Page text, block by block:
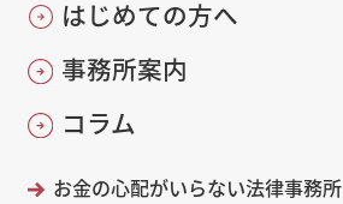
はじめての方へ
事務所案内
コラム
お金の心配がいらない法律事務所